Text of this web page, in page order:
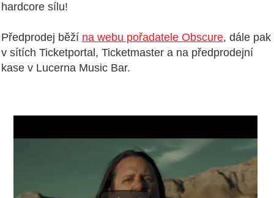
hardcore sílu!
Předprodej běží na webu pořadatele Obscure, dále pak
v sítích Ticketportal, Ticketmaster a na předprodejní
kase v Lucerna Music Bar.